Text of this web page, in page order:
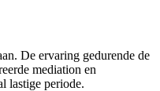
De ervaring gedurende de
mediation en
lastige periode.